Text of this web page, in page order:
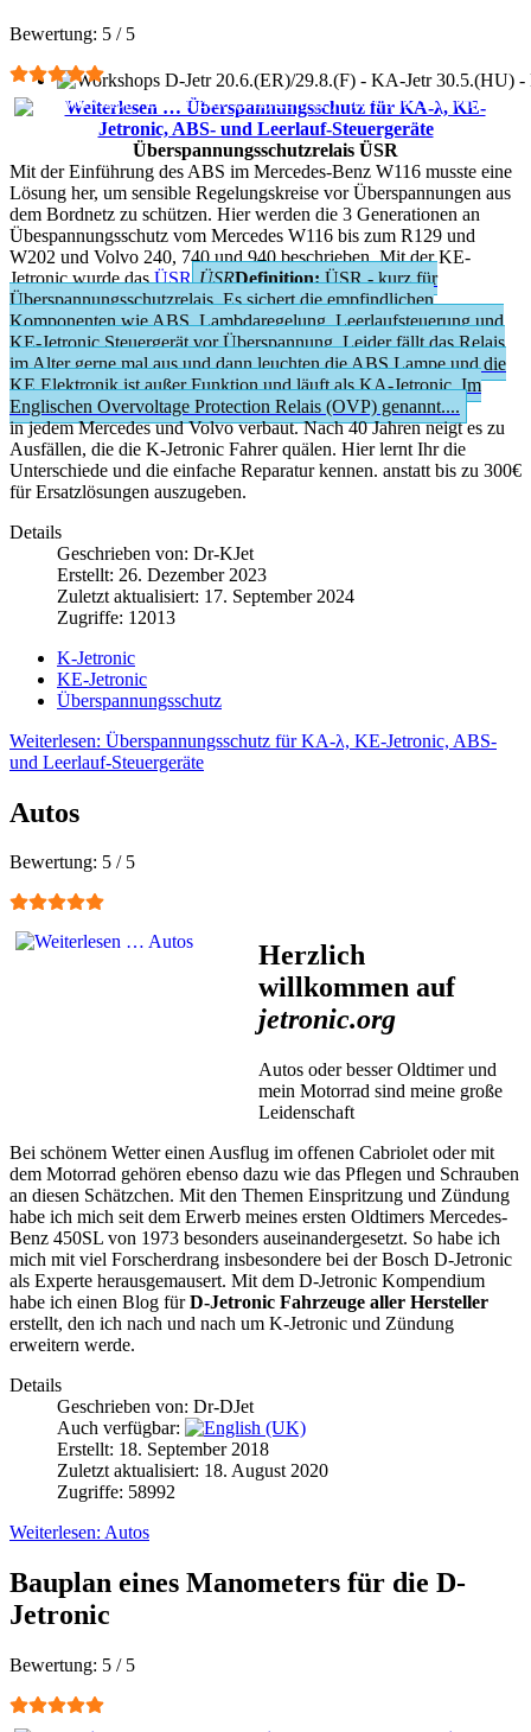
Workshops D-Jetr 20.6.(ER)/29.8.(F) - KA-Jetr 30.5.(HU) -
Bewertung: 5 / 5
Überspannungsschutzrelais ÜSR
Mit der Einführung des ABS im Mercedes-Benz W116 musste eine
Lösung her, um sensible Regelungskreise vor Überspannungen aus
dem Bordnetz zu schützen. Hier werden die 3 Generationen an
Übespannungsschutz vom Mercedes W116 bis zum R129 und
W202 und Volvo 240, 740 und 940 beschrieben. Mit der KE-
Jetronic wurde dasÜSR ÜSRDefinition:ÜSR - kurz für
Überspannungsschutzrelais. Es sichert die empfindlichen
Komponenten wie ABS, Lambdaregelung, Leerlaufsteuerung und
KE-Jetronic Steuergerät vor Überspannung. Leider fällt das Relais
im Alter gerne mal aus und dann leuchten die ABS Lampe und die
KE Elektronik ist außer Funktion und läuft als KA-Jetronic. Im
Englischen Overvoltage Protection Relais (OVP) genannt....
in jedem Mercedes und Volvo verbaut. Nach 40 Jahren neigt es zu
Ausfällen, die die K-Jetronic Fahrer quälen. Hier lernt Ihr die
Unterschiede und die einfache Reparatur kennen. anstatt bis zu 300€
für Ersatzlösungen auszugeben.
Details
Geschrieben von: Dr-KJet
Erstellt: 26. Dezember 2023
Zuletzt aktualisiert: 17. September 2024
Zugriffe: 12013
K-Jetronic
KE-Jetronic
Überspannungsschutz
Weiterlesen: Überspannungsschutz für KA-λ, KE-Jetronic, ABS-
und Leerlauf-Steuergeräte
Autos
Bewertung: 5 / 5
Herzlich
willkommen auf
jetronic.org
Autos oder besser Oldtimer und
mein Motorrad sind meine große
Leidenschaft
Bei schönem Wetter einen Ausflug im offenen Cabriolet oder mit
dem Motorrad gehören ebenso dazu wie das Pflegen und Schrauben
an diesen Schätzchen. Mit den Themen Einspritzung und Zündung
habe ich mich seit dem Erwerb meines ersten Oldtimers Mercedes-
Benz 450SL von 1973 besonders auseinandergesetzt. So habe ich
mich mit viel Forscherdrang insbesondere bei der Bosch D-Jetronic
als Experte herausgemausert. Mit dem D-Jetronic Kompendium
habe ich einen Blog fürD-Jetronic Fahrzeuge aller Hersteller
erstellt, den ich nach und nach um K-Jetronic und Zündung
erweitern werde.
Details
Geschrieben von: Dr-DJet
Auch verfügbar:
Erstellt: 18. September 2018
Zuletzt aktualisiert: 18. August 2020
Zugriffe: 58992
Weiterlesen: Autos
Bauplan eines Manometers für die D-
Jetronic
Bewertung: 5 / 5